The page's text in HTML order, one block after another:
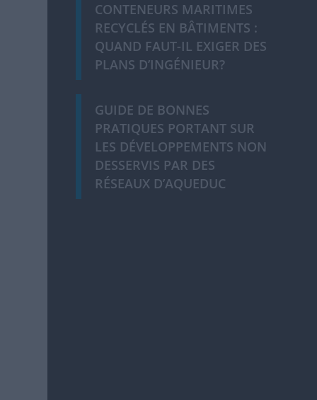
CONTENEURS MARITIMES
RECYCLÉS EN BÂTIMENTS :
QUAND FAUT-IL EXIGER DES
PLANS D’INGÉNIEUR?
GUIDE DE BONNES
PRATIQUES PORTANT SUR
LES DÉVELOPPEMENTS NON
DESSERVIS PAR DES
RÉSEAUX D’AQUEDUC